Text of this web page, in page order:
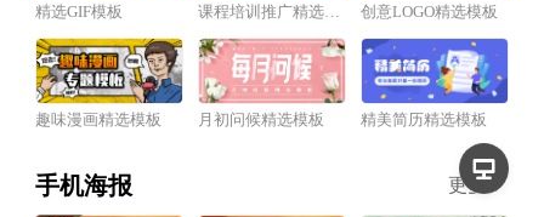
精选GIF模板 课程培训推广精选模板 创意LOGO精选模板
趣味漫画精选模板 月初问候精选模板 精美简历精选模板
手机海报 更多